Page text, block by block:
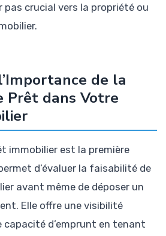
pas crucial vers la propriété ou
de la
Prêt dans Votre
immobilier est la première
d’évaluer la faisabilité de
avant même de déposer un
Elle offre une visibilité
capacité d’emprunt en tenant